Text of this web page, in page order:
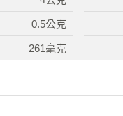
0.5公克
261毫克